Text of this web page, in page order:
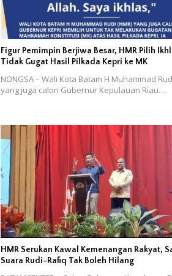
Figur Pemimpin Berjiwa Besar, HMR Pilih
Tidak Gugat Hasil Pilkada Kepri ke MK
NONGSA – Wali Kota Batam H Muhammad
yang juga calon Gubernur Kepulauan Riau…
HMR Serukan Kawal Kemenangan Rakyat,
Suara Rudi-Rafiq Tak Boleh Hilang